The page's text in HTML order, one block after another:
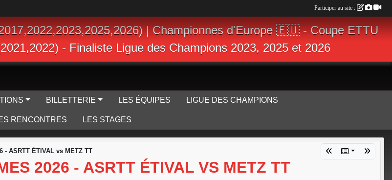
| Championnes d'Europe 🇪🇺 - Coupe ETTU
- Finaliste Ligue des Champions 2023, 2025 et 2026
BILLETTERIE LES ÉQUIPES LIGUE DES CHAMPIONS
RENCONTRES LES STAGES
- ASRTT ÉTIVAL vs METZ TT
2026 - ASRTT ÉTIVAL VS METZ TT
Participer au site :